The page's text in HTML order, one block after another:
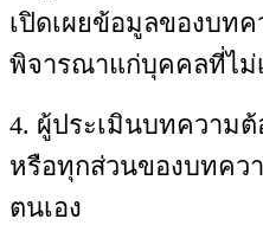
เปิดเผยข้อมูลของบท
พิจารณาแก่บุคคลที่ไม่
4. ผู้ประเมินบทความ
หรือทุกส่วนของบทคว
ตนเอง